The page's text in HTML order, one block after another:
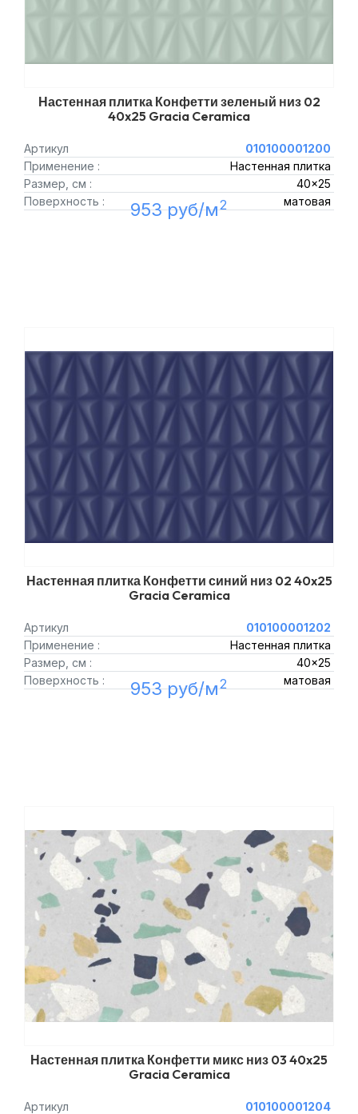
Настенная плитка Конфетти зеленый низ 02
40x25 Gracia Ceramica
Артикул
010100001200
Применение :
Настенная плитка
Размер, см :
40x25
Поверхность :
матовая
953 руб/м2
Настенная плитка Конфетти синий низ 02 40x25
Gracia Ceramica
Артикул
010100001202
Применение :
Настенная плитка
Размер, см :
40x25
Поверхность :
матовая
953 руб/м2
Настенная плитка Конфетти микс низ 03 40x25
Gracia Ceramica
Артикул
010100001204